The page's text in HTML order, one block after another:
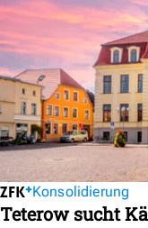
Konsolidierung
Teterow sucht